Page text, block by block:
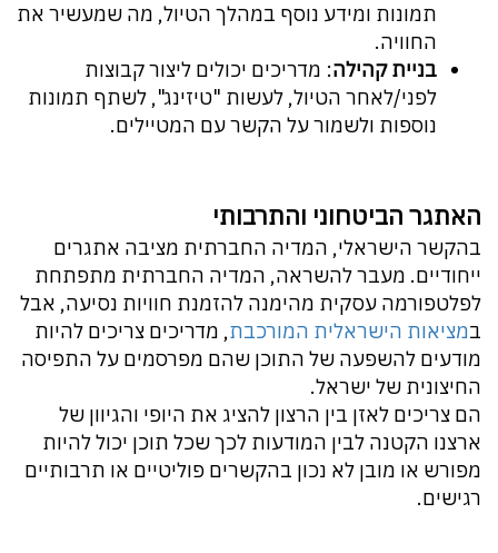
תמונות ומידע נוסף במהלך הטיול, מה שמעשיר את
החוויה.
בניית קהילה: מדריכים יכולים ליצור קבוצות
לפני/לאחר הטיול, לעשות "טיזינג", לשתף תמונות
נוספות ולשמור על הקשר עם המטיילים.
האתגר הביטחוני והתרבותי
בהקשר הישראלי, המדיה החברתית מציבה אתגרים
ייחודיים. מעבר להשראה, המדיה החברתית מתפתחת
לפלטפורמה עסקית מהימנה להזמנת חוויות נסיעה, אבל
במציאות הישראלית המורכבת, מדריכים צריכים להיות
מודעים להשפעה של התוכן שהם מפרסמים על התפיסה
החיצונית של ישראל.
הם צריכים לאזן בין הרצון להציג את היופי והגיוון של
ארצנו הקטנה לבין המודעות לכך שכל תוכן יכול להיות
מפורש או מובן לא נכון בהקשרים פוליטיים או תרבותיים
רגישים.